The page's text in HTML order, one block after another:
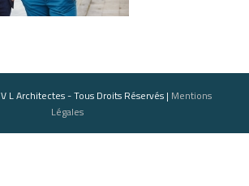
L Architectes - Tous Droits Réservés | Mentions
Légales